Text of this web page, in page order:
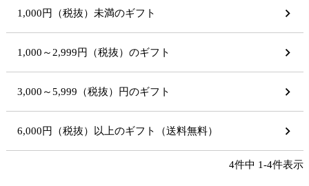
1,000円（税抜）未満のギフト
1,000～2,999円（税抜）のギフト
3,000～5,999（税抜）円のギフト
6,000円（税抜）以上のギフト（送料無料）
4件中 1-4件表示